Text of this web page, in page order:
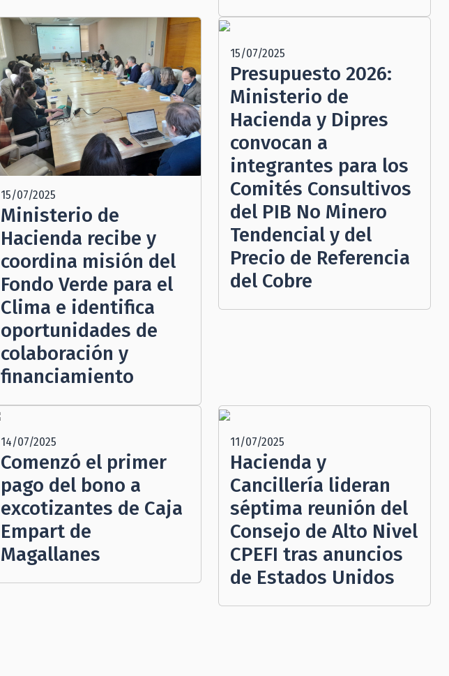
15/07/2025
Ministerio de
Hacienda recibe y
coordina misión del
Fondo Verde para el
Clima e identifica
oportunidades de
colaboración y
financiamiento
15/07/2025
Presupuesto 2026:
Ministerio de
Hacienda y Dipres
convocan a
integrantes para los
Comités Consultivos
del PIB No Minero
Tendencial y del
Precio de Referencia
del Cobre
14/07/2025
Comenzó el primer
pago del bono a
excotizantes de Caja
Empart de
Magallanes
11/07/2025
Hacienda y
Cancillería lideran
séptima reunión del
Consejo de Alto Nivel
CPEFI tras anuncios
de Estados Unidos